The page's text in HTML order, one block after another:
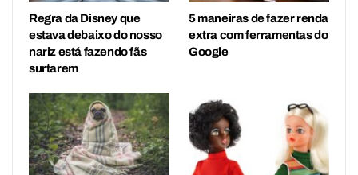
Regra da Disney que
estava debaixo do nosso
nariz está fazendo fãs
surtarem
5 maneiras de fazer renda
extra com ferramentas do
Google